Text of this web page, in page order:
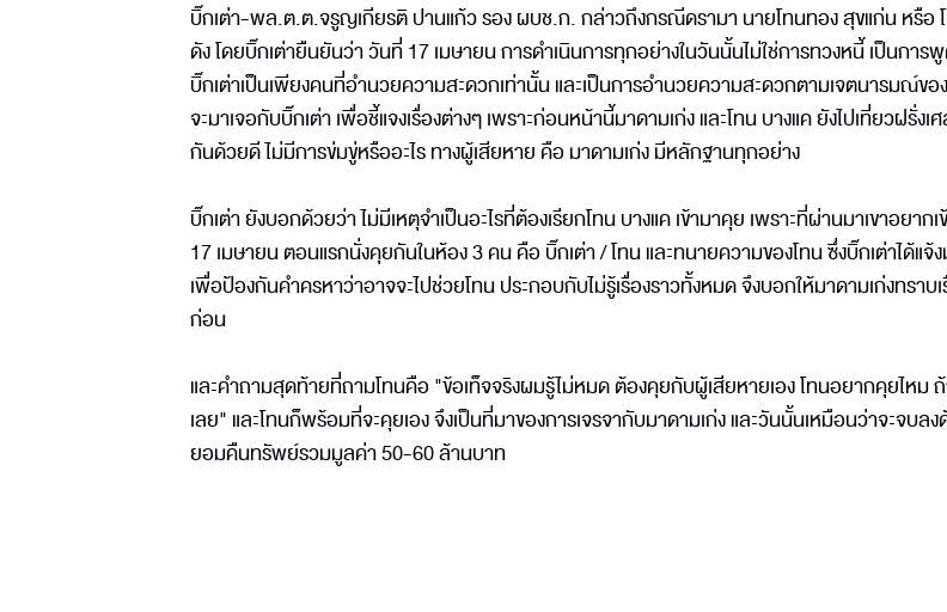
บิ๊กเต่า-พล.ต.ต.จรูญเกียรติ ปานแก้ว รอง ผบช.ก. กล่าวถึงกรณีดรามา นายโทนทอง สุขแก่น หรือ
ดัง โดยบิ๊กเต่ายืนยันว่า วันที่ 17 เมษายน การดำเนินการทุกอย่างในวันนั้นไม่ใช่การทวงหนี้ เป็นกา
บิ๊กเต่าเป็นเพียงคนที่อำนวยความสะดวกเท่านั้น และเป็นการอำนวยความสะดวกตามเจตนารมณ์ข
จะมาเจอกับบิ๊กเต่า เพื่อชี้แจงเรื่องต่างๆ เพราะก่อนหน้านี้มาดามเก่ง และโทน บางแค ยังไปเที่ยวฝรั่
กันด้วยดี ไม่มีการข่มขู่หรืออะไร ทางผู้เสียหาย คือ มาดามเก่ง มีหลักฐานทุกอย่าง
บิ๊กเต่า ยังบอกด้วยว่า ไม่มีเหตุจำเป็นอะไรที่ต้องเรียกโทน บางแค เข้ามาคุย เพราะที่ผ่านมาเขาอยา
17 เมษายน ตอนแรกนั่งคุยกันในห้อง 3 คน คือ บิ๊กเต่า / โทน และทนายความของโทน ซึ่งบิ๊กเต่าได้แจ้
เพื่อป้องกันคำครหาว่าอาจจะไปช่วยโทน ประกอบกับไม่รู้เรื่องราวทั้งหมด จึงบอกให้มาดามเก่งทราบเ
ก่อน
และคำถามสุดท้ายที่ถามโทนคือ "ข้อเท็จจริงผมรู้ไม่หมด ต้องคุยกับผู้เสียหายเอง โทนอยากคุยไหม
เลย" และโทนก็พร้อมที่จะคุยเอง จึงเป็นที่มาของการเจรจากับมาดามเก่ง และวันนั้นเหมือนว่าจะจบล
ยอมคืนทรัพย์รวมมูลค่า 50-60 ล้านบาท